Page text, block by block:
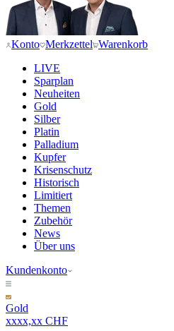
Konto Merkzettel Warenkorb
LIVE
Sparplan
Neuheiten
Gold
Silber
Platin
Palladium
Kupfer
Krisenschutz
Historisch
Limitiert
Themen
Zubehör
News
Über uns
Kundenkonto
Gold
xxxx,xx CHF